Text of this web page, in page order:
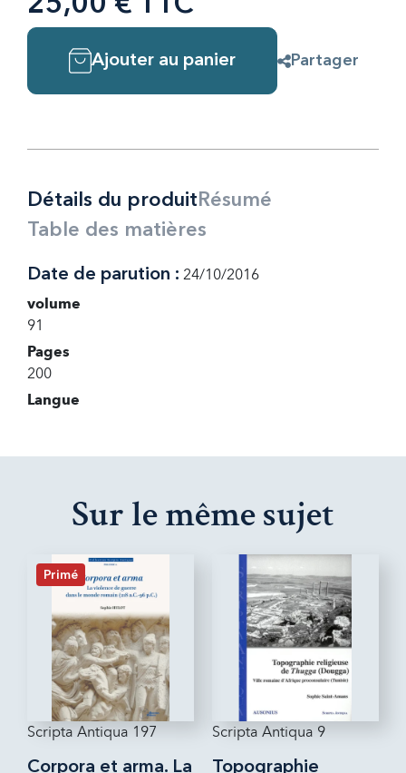
Ajouter au panier Partager
Détails du produit Résumé
Table des matières
Date de parution : 24/10/2016
volume
91
Pages
200
Langue
Sur le même sujet
Primé
Scripta Antiqua 197
Corpora et arma. La
Scripta Antiqua 9
Topographie